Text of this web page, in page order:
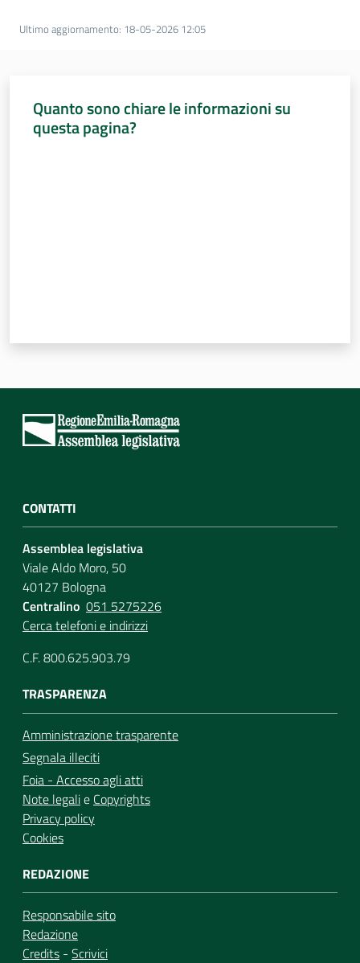
Assemblea
Attività
Ultimo aggiornamento: 18-05-2026 12:05
Quanto sono chiare le informazioni su
questa pagina?
CONTATTI
Assemblea legislativa
Viale Aldo Moro, 50
40127 Bologna
Centralino 051 5275226
Cerca telefoni e indirizzi
C.F. 800.625.903.79
TRASPARENZA
Amministrazione trasparente
Segnala illeciti
Foia - Accesso agli atti
Note legalie Copyrights
Privacy policy
Cookies
REDAZIONE
Responsabile sito
Redazione
Credits - Scrivici